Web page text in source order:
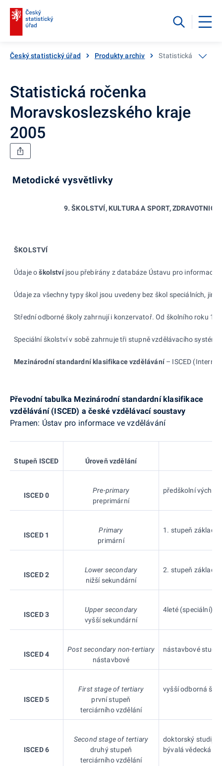
Český statistický úřad Produkty archiv Statistická ročenka
Statistická ročenka
Moravskoslezského kraje
2005
Metodické vysvětlivky
9. ŠKOLSTVÍ, KULTURA A SPORT,
ŠKOLSTVÍ
Údaje oškolstvíjsou přebírány z databáze Ústavu pro informace
Údaje za všechny typy škol jsou uvedeny bez škol speciálních,
Střední odborné školy zahrnují i konzervatoř. Od školního roku
Speciální školství v sobě zahrnuje tři stupně vzdělávacího
Mezinárodní standardní klasifikace vzdělávání– ISCED
Převodní tabulka Mezinárodní standardní klasifikace
vzdělávání (ISCED) a české vzdělávací soustavy
Pramen: Ústav pro informace ve vzdělávání
Stupeň ISCED Úroveň vzdělání
ISCED 0
Pre-primary
preprimární
předškolní
ISCED 1
Primary
primární
1. stupeň
ISCED 2
Lower secondary
nižší sekundární
2. stupeň
ISCED 3
Upper secondary
vyšší sekundární
4leté (speciální)
ISCED 4
Post secondary non-tertiary
nástavbové
nástavbové
ISCED 5
First stage of tertiary
první stupeň
terciárního vzdělání
vyšší odborná
ISCED 6
Second stage of tertiary
druhý stupeň
terciárního vzdělání
doktorský studijní
bývalá vědecká